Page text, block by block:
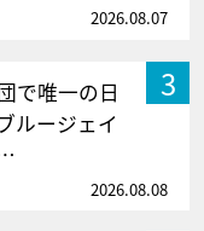
2026.08.07
3
で唯一の日
ルージェイ
2026.08.08